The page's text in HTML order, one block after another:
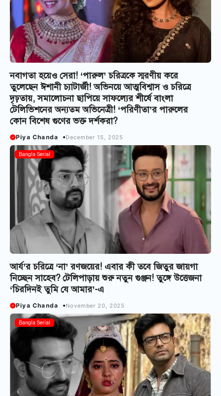
নবাগতা হয়েও সেরা! ‘পারুল’ চরিত্রকে স্মরণীয় করে
তুলেছেন ঈশানী চ্যাটার্জী! অভিনয়ে আত্মবিশ্বাস ও চরিত্রে
দৃঢ়তায়, সমালোচনা ছাপিয়ে সাফল্যের শীর্ষে বাংলা
টেলিভিশনের অন্যতম অভিনেত্রী! ‘পরিণীতা’র পারুলের
কোন বিশেষ গুণের ভক্ত দর্শকরা?
Piya Chanda December 15, 2025
Bangla Serial
আর্য’র চরিত্রে ‘না’ রণজয়ের! এবার কী তবে জিতুর জায়গা
নিচ্ছেন সাহেব? টেলিপাড়ায় শুরু নতুন গুঞ্জন! তুঙ্গে উত্তেজনা
‘চিরদিনই তুমি যে আমার’-এ
Piya Chanda November 20, 2025
Bangla Serial